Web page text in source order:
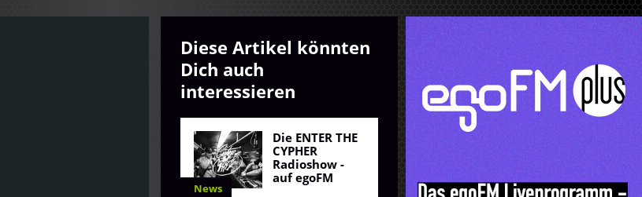
Diese Artikel könnten
Dich auch
interessieren
News
Die ENTER THE
CYPHER
Radioshow -
auf egoFM